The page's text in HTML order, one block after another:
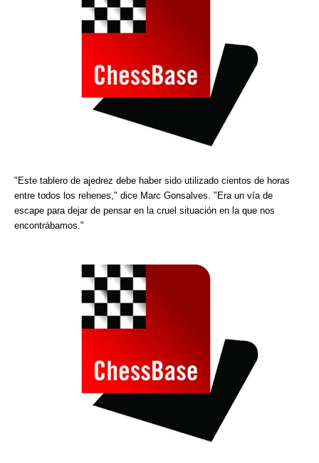
"Este tablero de ajedrez debe haber sido utilizado cientos de horas
entre todos los rehenes," dice Marc Gonsalves. "Era un vía de
escape para dejar de pensar en la cruel situación en la que nos
encontrábamos."